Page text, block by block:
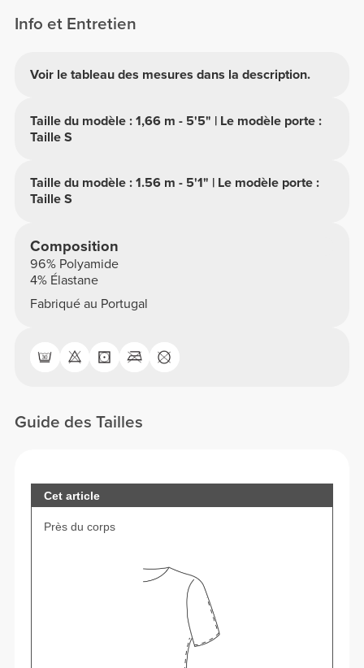
Info et Entretien
Voir le tableau des mesures dans la description.
Taille du modèle : 1,66 m - 5'5" | Le modèle porte :
Taille S
Taille du modèle : 1.56 m - 5'1" | Le modèle porte :
Taille S
Composition
96% Polyamide
4% Élastane
Fabriqué au Portugal
Guide des Tailles
Cet article
Près du corps